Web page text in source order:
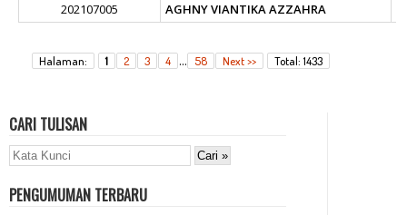
202107005
AGHNY VIANTIKA AZZAHRA
Halaman: 1 2 3 4 ... 58 Next >> Total: 1433
CARI TULISAN
PENGUMUMAN TERBARU